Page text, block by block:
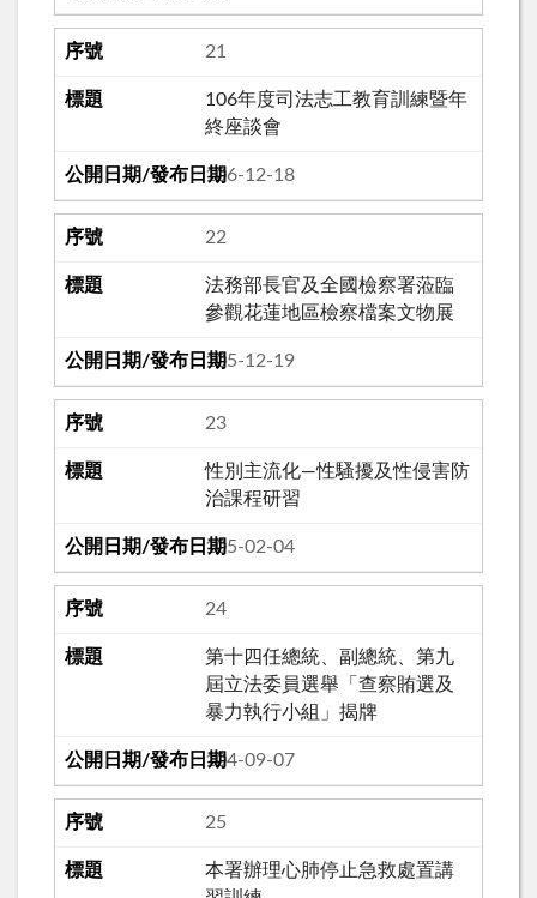
21
106年度司法志工教育訓練暨年
終座談會
106-12-18
22
法務部長官及全國檢察署蒞臨
參觀花蓮地區檢察檔案文物展
105-12-19
23
性別主流化—性騷擾及性侵害防
治課程研習
105-02-04
24
第十四任總統、副總統、第九
屆立法委員選舉「查察賄選及
暴力執行小組」揭牌
104-09-07
25
本署辦理心肺停止急救處置講